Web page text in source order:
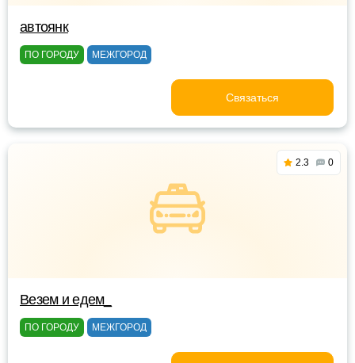
автоянк
ПО ГОРОДУ МЕЖГОРОД
Связаться
2.3 0
Везем и едем_
ПО ГОРОДУ МЕЖГОРОД